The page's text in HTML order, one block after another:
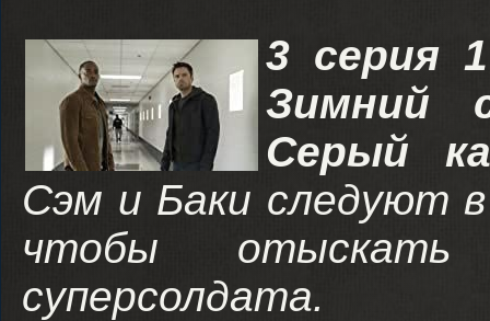
3 серия
Зимний
Серый
Сэм и Баки следуют
чтобы
суперсолдата.